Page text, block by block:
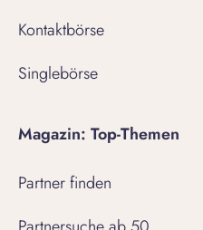
Kontaktbörse
Singlebörse
Magazin: Top-Themen
Partner finden